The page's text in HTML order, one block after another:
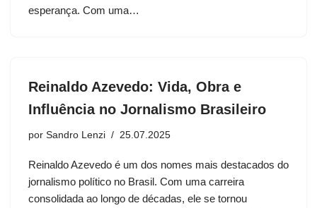
esperança. Com uma…
Reinaldo Azevedo: Vida, Obra e
Influência no Jornalismo Brasileiro
por Sandro Lenzi 25.07.2025
Reinaldo Azevedo é um dos nomes mais destacados do
jornalismo político no Brasil. Com uma carreira
consolidada ao longo de décadas, ele se tornou